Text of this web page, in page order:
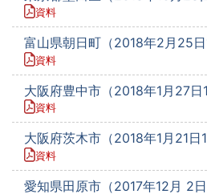
資料
富山県朝日町（2018年2月25日
資料
大阪府豊中市（2018年1月27日
資料
大阪府茨木市（2018年1月21日
資料
愛知県田原市（2017年12月 2